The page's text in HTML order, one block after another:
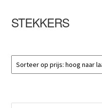
Aanbiedingen
Info
STEKKERS